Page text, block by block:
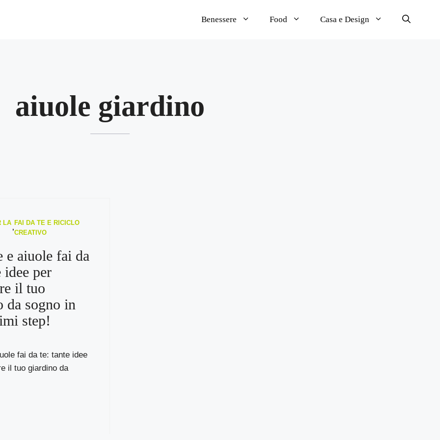
Benessere Food Casa e Design
aiuole giardino
LA
,
FAI DA TE E RICICLO
CREATIVO
e aiuole fai da
idee per
il tuo
da sogno in
step!
fai da te: tante idee
il tuo giardino da